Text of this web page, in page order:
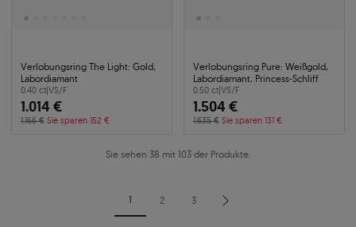
Verlobungsring The Light: Gold,
Labordiamant
0.40 ct|VS/F
1.014 €
1.166 € Sie sparen 152 €
Verlobungsring Pure: Weißgold,
Labordiamant, Princess-Schliff
0.50 ct|VS/F
1.504 €
1.635 € Sie sparen 131 €
Sie sehen 38 mit 103 der Produkte.
1 2 3